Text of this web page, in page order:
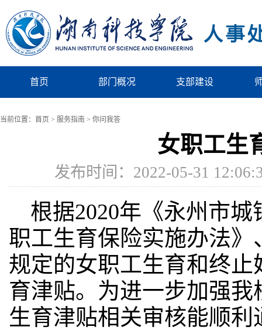
首页 部门概况 支部建设
当前位置： 首页 > 服务指南 > 你问我答
女职工生
发布时间：2022-05-31
根据2020年《永州市
职工生育保险实施办法
规定的女职工生育和终
育津贴。为进一步加强
生育津贴相关审核能顺